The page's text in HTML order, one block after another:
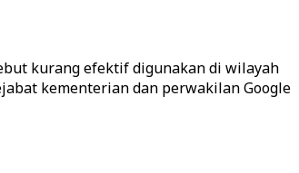
kurang efektif digunakan di wilayah
kementerian dan perwakilan Google